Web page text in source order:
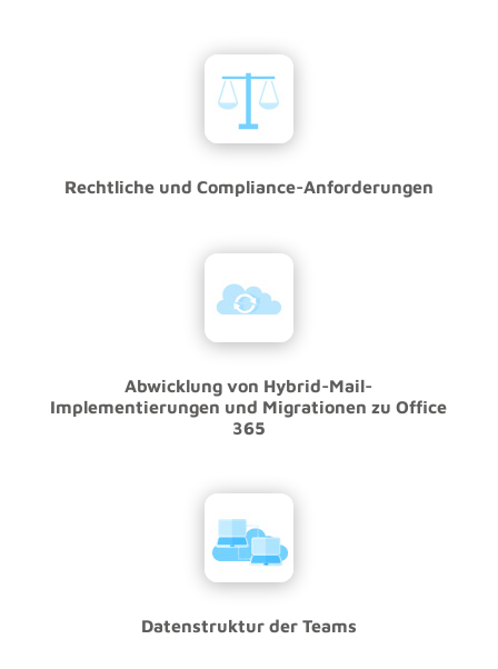
Rechtliche und Compliance-Anforderungen
Abwicklung von Hybrid-Mail-
Implementierungen und Migrationen zu Office
365
Datenstruktur der Teams